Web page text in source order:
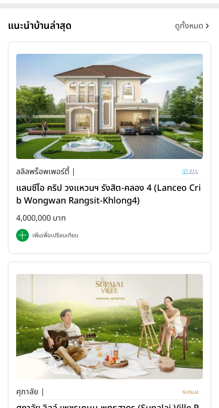
แนะนำบ้านล่าสุด ดูทั้งหมด
ลลิลพร็อพเพอร์ตี้ |
แลนซีโอ คริป วงแหวนฯ รังสิต-คลอง 4 (Lanceo Cri
b Wongwan Rangsit-Khlong4)
4,000,000 บาท
เพิ่มเพื่อเปรียบเทียบ
ศุภาลัย |